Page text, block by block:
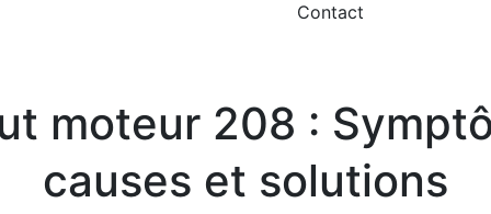
Contact
moteur 208 :
causes et solutions